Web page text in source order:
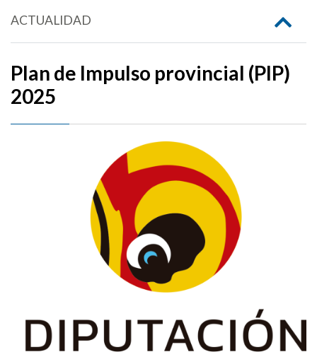
ACTUALIDAD
Plan de Impulso provincial (PIP)
2025